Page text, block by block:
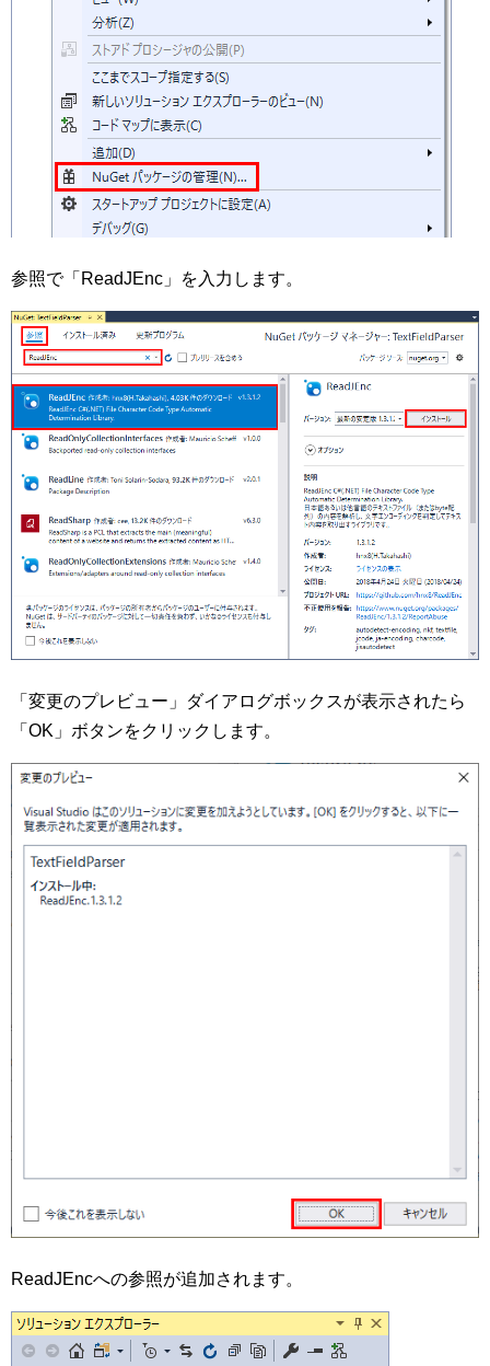
参照で「ReadJEnc」を入力します。
「変更のプレビュー」ダイアログボックスが表示されたら
「OK」ボタンをクリックします。
ReadJEncへの参照が追加されます。